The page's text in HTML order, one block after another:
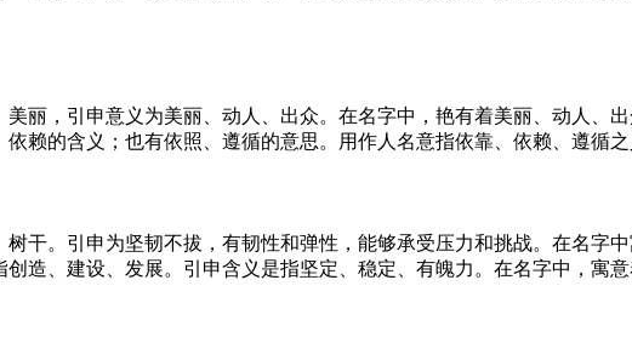
丽，引申意义为美丽、动人、出众。在名字中，艳有着美丽、动人、
赖的含义；也有依照、遵循的意思。用作人名意指依靠、依赖、遵循
干。引申为坚韧不拔，有韧性和弹性，能够承受压力和挑战。在名字
造、建设、发展。引申含义是指坚定、稳定、有魄力。在名字中，寓